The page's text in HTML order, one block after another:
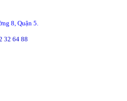
8, Quận 5.
32 64 88